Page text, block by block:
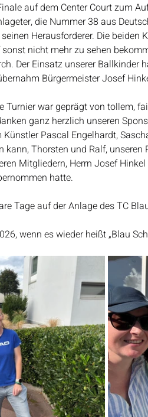
auf dem Center Court zum
die Nummer 38 aus
Herausforderer. Die
nicht mehr zu sehen
Der Einsatz unserer Ballkinder
Bürgermeister Josef
Turnier war geprägt von tollem,
ganz herzlich unseren
Pascal Engelhardt,
kann, Thorsten und Ralf, unseren
Mitgliedern, Herrn Josef
hatte.
Tage auf der Anlage des TC
wenn es wieder heißt „Blau